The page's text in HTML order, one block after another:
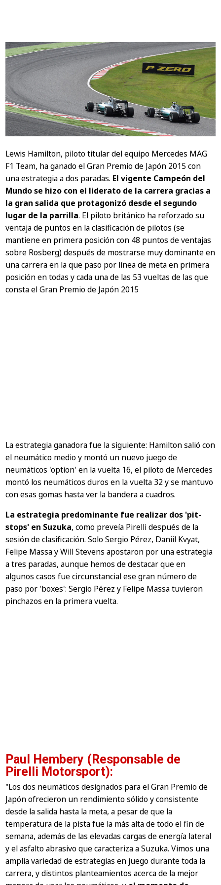
Lewis Hamilton, piloto titular del equipo Mercedes MAG
F1 Team, ha ganado el Gran Premio de Japón 2015 con
una estrategia a dos paradas. El vigente Campeón del
Mundo se hizo con el liderato de la carrera gracias a
la gran salida que protagonizó desde el segundo
lugar de la parrilla. El piloto británico ha reforzado su
ventaja de puntos en la clasificación de pilotos (se
mantiene en primera posición con 48 puntos de ventajas
sobre Rosberg) después de mostrarse muy dominante en
una carrera en la que paso por línea de meta en primera
posición en todas y cada una de las 53 vueltas de las que
consta el Gran Premio de Japón 2015
La estrategia ganadora fue la siguiente: Hamilton salió con
el neumático medio y montó un nuevo juego de
neumáticos 'option' en la vuelta 16, el piloto de Mercedes
montó los neumáticos duros en la vuelta 32 y se mantuvo
con esas gomas hasta ver la bandera a cuadros.
La estrategia predominante fue realizar dos 'pit-
stops' en Suzuka, como preveía Pirelli después de la
sesión de clasificación. Solo Sergio Pérez, Daniil Kvyat,
Felipe Massa y Will Stevens apostaron por una estrategia
a tres paradas, aunque hemos de destacar que en
algunos casos fue circunstancial ese gran número de
paso por 'boxes': Sergio Pérez y Felipe Massa tuvieron
pinchazos en la primera vuelta.
Paul Hembery (Responsable de
Pirelli Motorsport):
"Los dos neumáticos designados para el Gran Premio de
Japón ofrecieron un rendimiento sólido y consistente
desde la salida hasta la meta, a pesar de que la
temperatura de la pista fue la más alta de todo el fin de
semana, además de las elevadas cargas de energía lateral
y el asfalto abrasivo que caracteriza a Suzuka. Vimos una
amplia variedad de estrategias en juego durante toda la
carrera, y distintos planteamientos acerca de la mejor